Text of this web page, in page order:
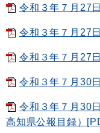
令和３年７月27
令和３年７月27
令和３年７月27
令和３年７月30
令和３年７月30
高知県公報目録）